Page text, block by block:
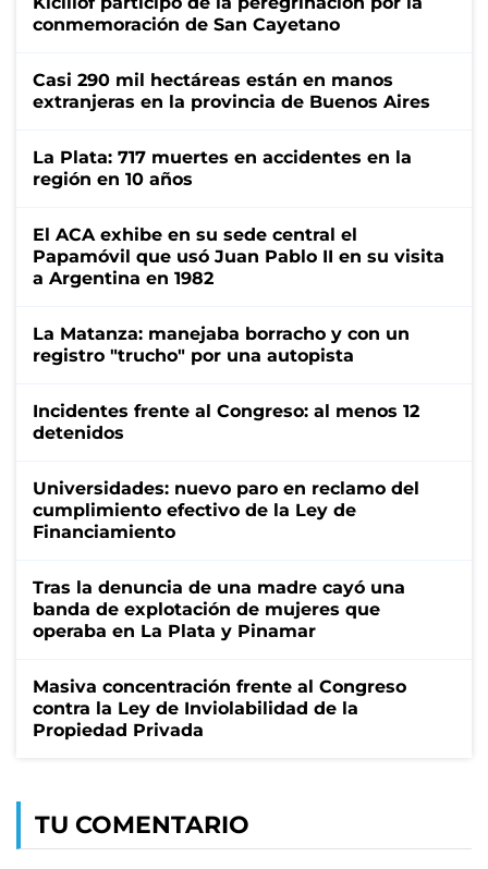
conmemoración de San Cayetano
Casi 290 mil hectáreas están en manos
extranjeras en la provincia de Buenos Aires
La Plata: 717 muertes en accidentes en la
región en 10 años
El ACA exhibe en su sede central el
Papamóvil que usó Juan Pablo II en su visita
a Argentina en 1982
La Matanza: manejaba borracho y con un
registro "trucho" por una autopista
Incidentes frente al Congreso: al menos 12
detenidos
Universidades: nuevo paro en reclamo del
cumplimiento efectivo de la Ley de
Financiamiento
Tras la denuncia de una madre cayó una
banda de explotación de mujeres que
operaba en La Plata y Pinamar
Masiva concentración frente al Congreso
contra la Ley de Inviolabilidad de la
Propiedad Privada
TU COMENTARIO